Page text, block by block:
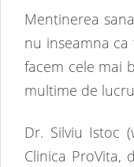
Mentinerea
nu inseamna
facem cele mai
multime de
Dr. Silviu Istoc
Clinica ProVita,